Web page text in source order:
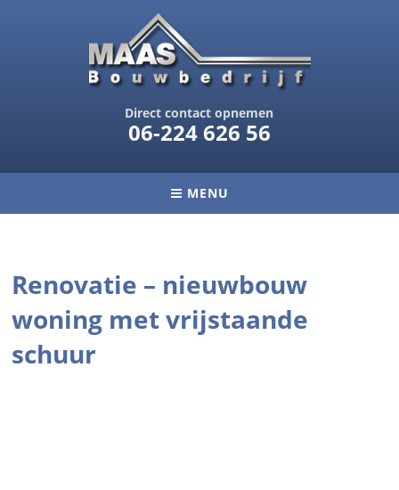
Direct contact opnemen
06-224 626 56
MENU
Renovatie – nieuwbouw
woning met vrijstaande
schuur